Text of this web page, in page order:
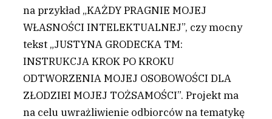
na przykład „KAŻDY PRAGNIE MOJEJ
WŁASNOŚCI INTELEKTUALNEJ”, czy mocny
tekst „JUSTYNA GRODECKA TM:
INSTRUKCJA KROK PO KROKU
ODTWORZENIA MOJEJ OSOBOWOŚCI DLA
ZŁODZIEI MOJEJ TOŻSAMOŚCI”. Projekt ma
na celu uwrażliwienie odbiorców na tematykę